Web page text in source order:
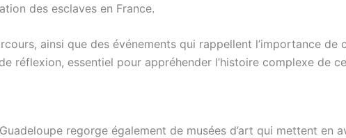
des esclaves en France.
ainsi que des événements qui rappellent l’importance de
réflexion, essentiel pour appréhender l’histoire complexe de
regorge également de musées d’art qui mettent en